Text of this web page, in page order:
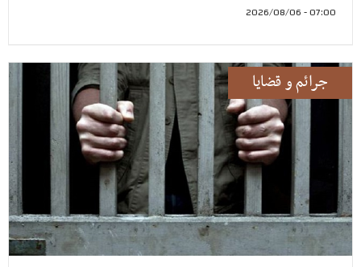
07:00 - 2026/08/06
جرائم و قضايا